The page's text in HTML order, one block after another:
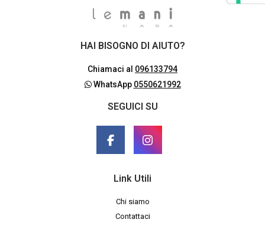
HAI BISOGNO DI AIUTO?
Chiamaci al 096133794
WhatsApp 0550621992
SEGUICI SU
Link Utili
Chi siamo
Contattaci